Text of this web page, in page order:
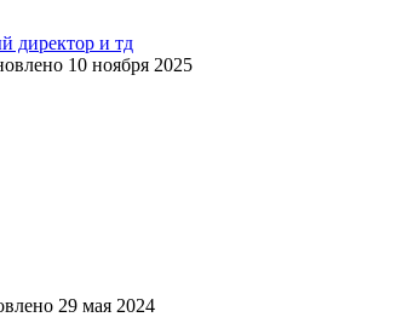
директор и тд
10 ноября 2025
29 мая 2024